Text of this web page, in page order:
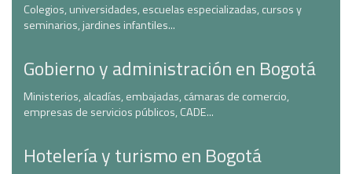
Colegios, universidades, escuelas especializadas, cursos y
seminarios, jardines infantiles...
Gobierno y administración en Bogotá
Ministerios, alcadías, embajadas, cámaras de comercio,
empresas de servicios públicos, CADE...
Hotelería y turismo en Bogotá